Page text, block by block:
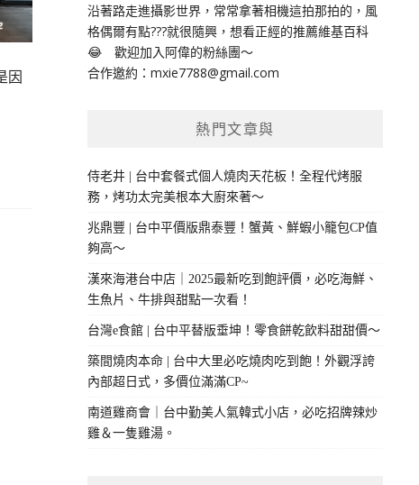
因
沿著路走進攝影世界，常常拿著相機這拍那拍的，風
格偶爾有點???就很隨興，想看正經的推薦維基百科
😂 歡迎加入阿偉的粉絲團～
合作邀約： mxie7788@gmail.com
熱門文章與
侍老井 | 台中套餐式個人燒肉天花板！全程代烤服
務，烤功太完美根本大廚來著～
兆鼎豐 | 台中平價版鼎泰豐！蟹黃、鮮蝦小籠包CP值
夠高～
漢來海港台中店｜2025最新吃到飽評價，必吃海鮮、
生魚片、牛排與甜點一次看！
台灣e食館 | 台中平替版垂坤！零食餅乾飲料甜甜價～
築間燒肉本命 | 台中大里必吃燒肉吃到飽！外觀浮誇
內部超日式，多價位滿滿CP~
南道雞商會｜台中勤美人氣韓式小店，必吃招牌辣炒
雞＆一隻雞湯。